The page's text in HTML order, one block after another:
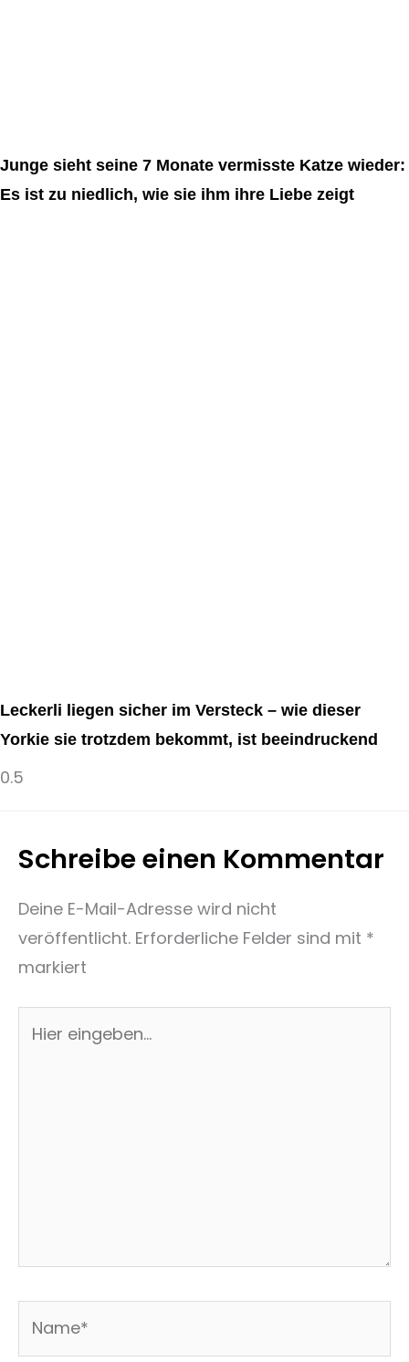
Junge sieht seine 7 Monate vermisste Katze wieder:
Es ist zu niedlich, wie sie ihm ihre Liebe zeigt
Leckerli liegen sicher im Versteck – wie dieser
Yorkie sie trotzdem bekommt, ist beeindruckend
Schreibe einen Kommentar
Deine E-Mail-Adresse wird nicht
veröffentlicht. Erforderliche Felder sind mit *
markiert
eingeben…